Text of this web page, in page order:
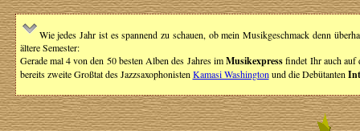
Wie jedes Jahr ist es spannend zu schauen, ob mein Musikgeschmack denn
ältere Semester:
Gerade mal 4 von den 50 besten Alben des Jahres imMusikexpressfindet Ihr auch auf
bereits zweite Großtat des Jazzsaxophonisten Kamasi Washington und die Debütanten